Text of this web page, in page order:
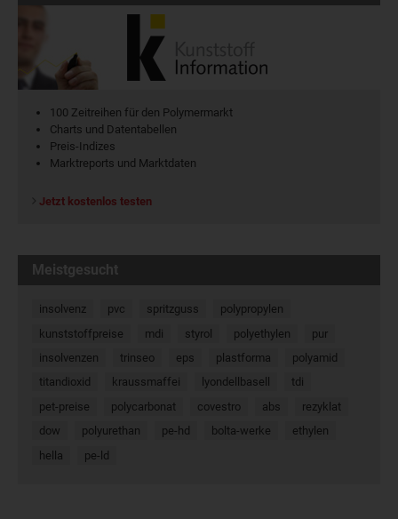
100 Zeitreihen für den Polymermarkt
Charts und Datentabellen
Preis-Indizes
Marktreports und Marktdaten
Jetzt kostenlos testen
Meistgesucht
insolvenz pvc spritzguss
polypropylen
kunststoffpreise
mdi styrol polyethylen
pur
insolvenzen
trinseo eps plastforma
polyamid
titandioxid
kraussmaffei lyondellbasell
tdi
pet-preise
polycarbonat covestro abs
rezyklat
dow
polyurethan pe-hd bolta-werke
ethylen
hella
pe-ld